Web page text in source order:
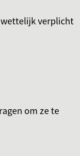
wettelijk verplicht
om ze te